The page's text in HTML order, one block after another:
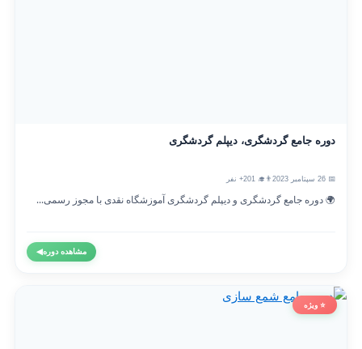
دوره جامع گردشگری، دیپلم گردشگری
👨‍🎓 201+ نفر
🌍 دوره جامع گردشگری و دیپلم گردشگری آموزشگاه نقدی با مجوز رسمی...
مشاهده دوره◀
⭐ ویژه